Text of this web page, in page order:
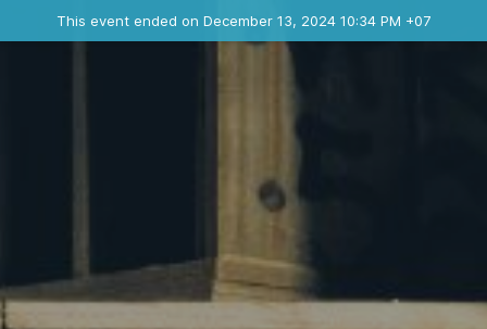
This event ended on December 13, 2024 10:34 PM +07